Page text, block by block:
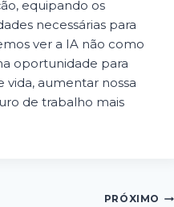
equipando os
necessárias para
ver a IA não como
oportunidade para
vida, aumentar nossa
de trabalho mais
PRÓXIMO